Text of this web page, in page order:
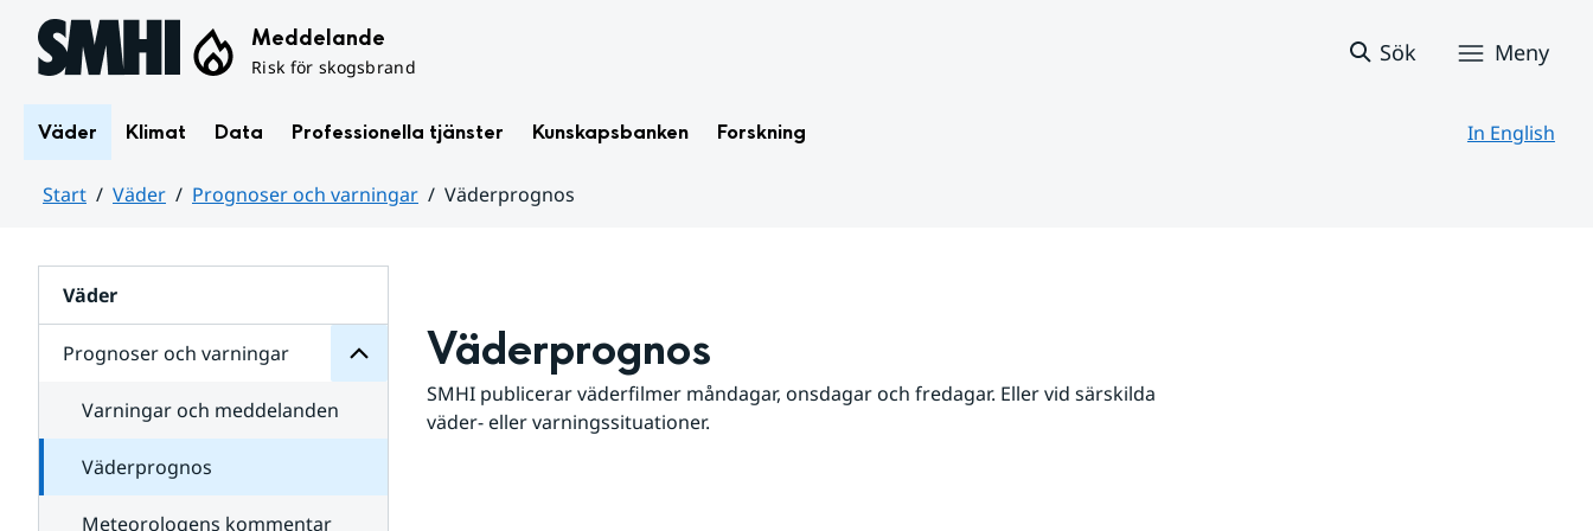
Hoppa till sidans innehåll Meddelande
Risk för skogsbrand
Sök Meny
Väder Klimat Data Professionella tjänster Kunskapsbanken Forskning In English
Start Väder Prognoser och varningar
Väderprognos
Väder
Prognoser och varningar
för
varningar
Varningar och meddelanden
Väderprognos
Meteorologens kommentar
Väderprognos
SMHI publicerar väderfilmer måndagar, onsdagar och fredagar. Eller vid särskilda
väder- eller varningssituationer.